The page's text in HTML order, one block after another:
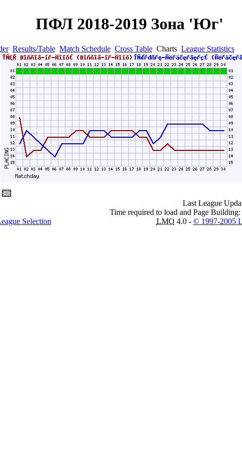
ПФЛ 2018-2019 Зона 'Юг'
Results/Table Match Schedule Cross TableCharts League Statistics
Selection
Last League
Time required to load and Page Building:
LMO 4.0 - © 1997-2005